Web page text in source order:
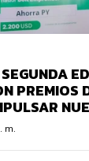
PREMIOS
m.